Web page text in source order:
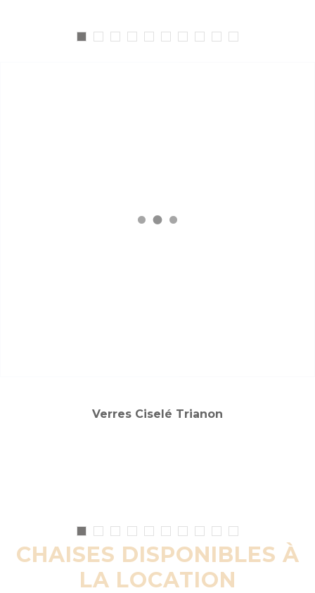
Verres Ciselé Trianon
CHAISES DISPONIBLES À
LA LOCATION